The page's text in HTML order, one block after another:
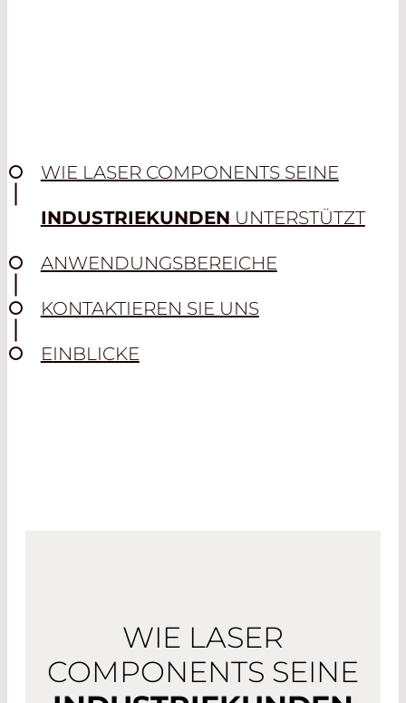
WIE LASER COMPONENTS SEINE
INDUSTRIEKUNDEN UNTERSTÜTZT
ANWENDUNGSBEREICHE
KONTAKTIEREN SIE UNS
EINBLICKE
WIE LASER
COMPONENTS SEINE